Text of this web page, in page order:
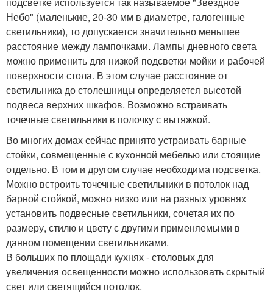
Небо" (маленькие, 20-30 мм в диаметре, галогенные
светильники), то допускается значительно меньшее
расстояние между лампочками. Лампы дневного света
можно применить для низкой подсветки мойки и рабочей
поверхности стола. В этом случае расстояние от
светильника до столешницы определяется высотой
подвеса верхних шкафов. Возможно встраивать
точечные светильники в полочку с вытяжкой.
Во многих домах сейчас принято устраивать барные
стойки, совмещенные с кухонной мебелью или стоящие
отдельно. В том и другом случае необходима подсветка.
Можно встроить точечные светильники в потолок над
барной стойкой, можно низко или на разных уровнях
установить подвесные светильники, сочетая их по
размеру, стилю и цвету с другими применяемыми в
данном помещении светильниками.
В больших по площади кухнях - столовых для
увеличения освещенности можно использовать скрытый
свет или светящийся потолок.